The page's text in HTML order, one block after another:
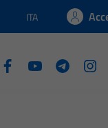
Lingua attiva:
ITA